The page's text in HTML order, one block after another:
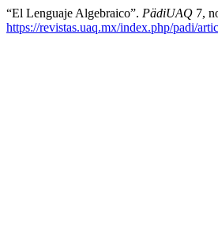
“El Lenguaje Algebraico”. PädiUAQ 7,
https://revistas.uaq.mx/index.php/padi/